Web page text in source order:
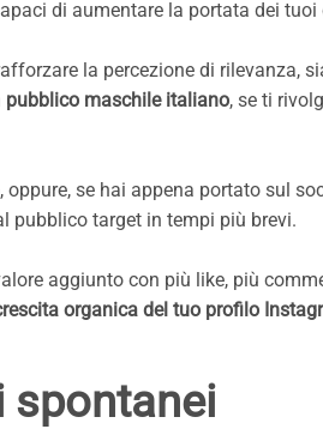
di aumentare la portata dei
la percezione di rilevanza,
pubblico maschile italiano, se ti
se hai appena portato sul
pubblico target in tempi più brevi.
aggiunto con più like, più
organica del tuo profilo
spontanei